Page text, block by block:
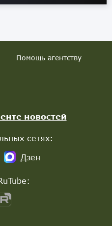
Помощь агентству
новостей
сетях:
Дзен